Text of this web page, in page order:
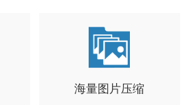
海量图片压缩